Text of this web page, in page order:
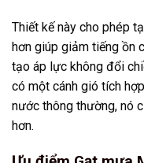
Thiết kế này cho phép
hơn giúp giảm tiếng ồn
tạo áp lực không đổi
có một cánh gió tích
nước thông thường, nó
hơn.